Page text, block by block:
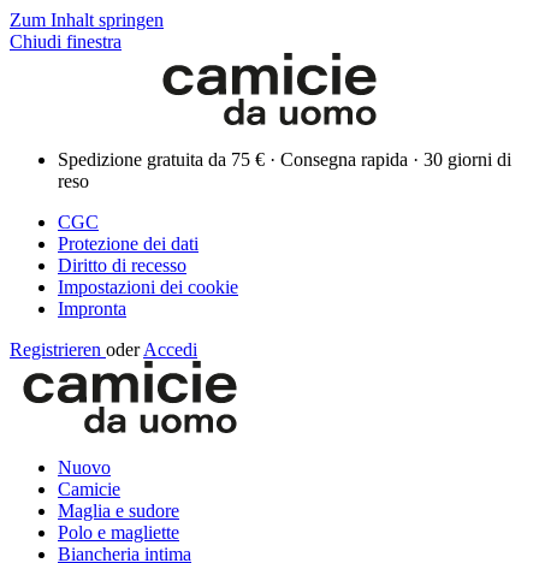
Zum Inhalt springen
Chiudi finestra
Spedizione gratuita da 75 € · Consegna rapida · 30 giorni di
reso
CGC
Protezione dei dati
Diritto di recesso
Impostazioni dei cookie
Impronta
Registrieren oder Accedi
Nuovo
Camicie
Maglia e sudore
Polo e magliette
Biancheria intima